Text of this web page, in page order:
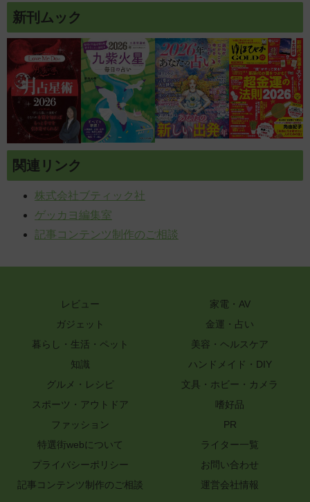
新刊ムック
関連リンク
株式会社ブティック社
ゲッカヨ編集室
記事コンテンツ制作のご相談
レビュー
家電・AV
ガジェット
金運・占い
暮らし・生活・ペット
美容・ヘルスケア
知識
ハンドメイド・DIY
グルメ・レシピ
文具・ホビー・カメラ
スポーツ・アウトドア
嗜好品
ファッション
PR
特選街webについて
ライター一覧
プライバシーポリシー
お問い合わせ
記事コンテンツ制作のご相談
運営会社情報